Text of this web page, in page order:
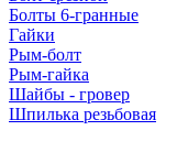
Болты 6-гранные
Гайки
Рым-болт
Рым-гайка
Шайбы - гровер
Шпилька резьбовая